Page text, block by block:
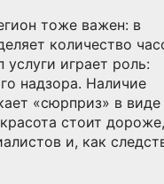
тоже важен: в
количество
играет роль:
надзора. Наличие
«сюрприз» в виде
стоит
и, как